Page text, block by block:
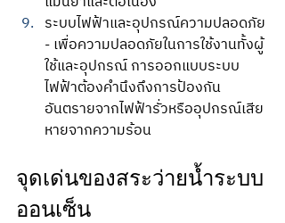
ระบบไฟฟ้าและอุปกรณ์ความปลอดภัย
- เพื่อความปลอดภัยในการใช้งานทั้งผู้
ใช้และอุปกรณ์ การออกแบบระบบ
ไฟฟ้าต้องคำนึงถึงการป้องกัน
อันตรายจากไฟฟ้ารั่วหรืออุปกรณ์เสีย
หายจากความร้อน
จุดเด่นของสระว่ายน้ำระบบ
ออนเซ็น